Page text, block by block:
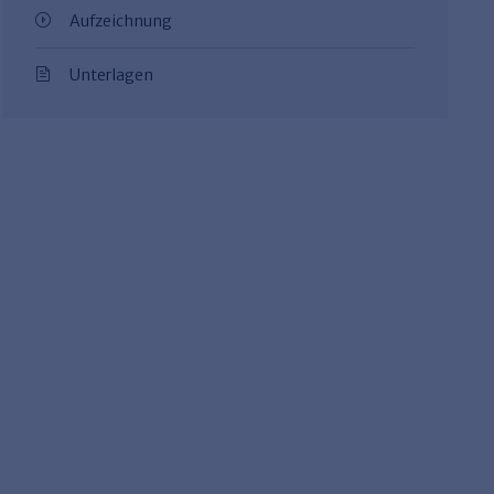
Aufzeichnung
Unterlagen